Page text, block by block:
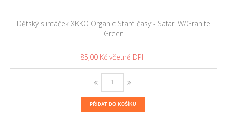
Dětský slintáček XKKO Organic Staré časy - Safari W/Granite
Green
85,00 Kč
PŘIDAT DO KOŠÍKU